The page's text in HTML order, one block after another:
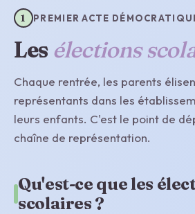
1 PREMIER ACTE
Les élections
Chaque rentrée, les parents
représentants dans les
leurs enfants. C'est le point de
chaîne de représentation.
Qu'est-ce que les
scolaires ?